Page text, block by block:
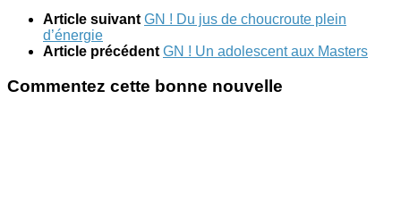
Article suivant GN ! Du jus de choucroute plein
d’énergie
Article précédent GN ! Un adolescent aux Masters
Commentez cette bonne nouvelle